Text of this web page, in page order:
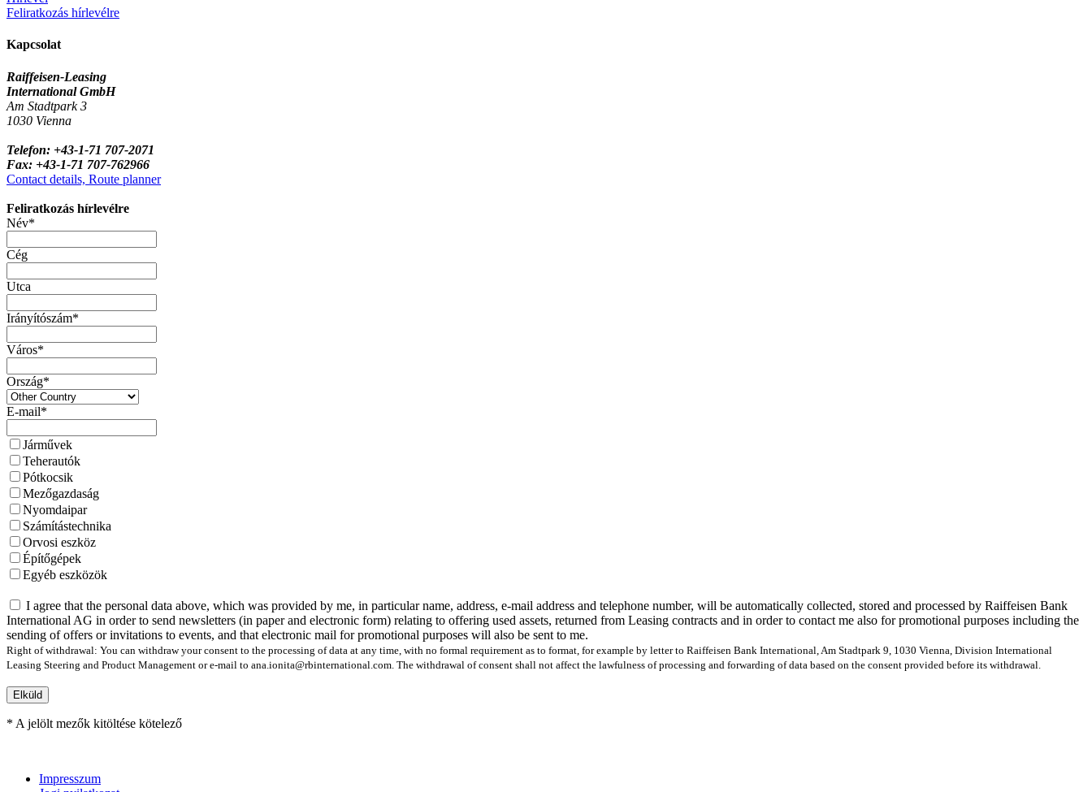
Feliratkozás hírlevélre
Kapcsolat
Raiffeisen-Leasing
International GmbH
Am Stadtpark 3
1030 Vienna
Telefon: +43-1-71 707-2071
Fax: +43-1-71 707-762966
Contact details, Route planner
Feliratkozás hírlevélre
Név*
Cég
Utca
Irányítószám*
Város*
Ország*
E-mail*
Járművek
Teherautók
Pótkocsik
Mezőgazdaság
Nyomdaipar
Számítástechnika
Orvosi eszköz
Építőgépek
Egyéb eszközök
I agree that the personal data above, which was provided by me, in particular name, address, e-mail address and telephone number, will be automatically collected, stored and processed by Raiffeisen Bank
International AG in order to send newsletters (in paper and electronic form) relating to offering used assets, returned from Leasing contracts and in order to contact me also for promotional purposes including the
sending of offers or invitations to events, and that electronic mail for promotional purposes will also be sent to me.
Right of withdrawal: You can withdraw your consent to the processing of data at any time, with no formal requirement as to format, for example by letter to Raiffeisen Bank International, Am Stadtpark 9, 1030 Vienna, Division International
Leasing Steering and Product Management or e-mail to ana.ionita@rbinternational.com. The withdrawal of consent shall not affect the lawfulness of processing and forwarding of data based on the consent provided before its withdrawal.
Elküld
* A jelölt mezők kitöltése kötelező
Impresszum